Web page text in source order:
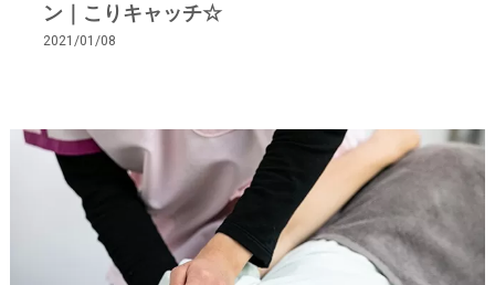
ン｜こりキャッチ☆
2021/01/08